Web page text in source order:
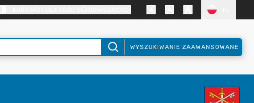
WYSZUKIWANIE ZAAWANSOWANE